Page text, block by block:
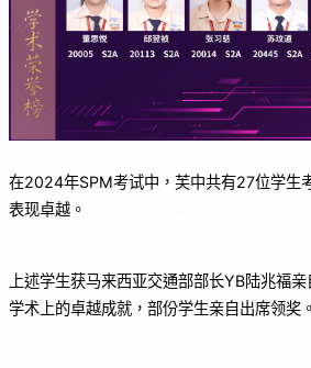
在2024年SPM考试中，芙中共有27位学生
表现卓越。
上述学生获马来西亚交通部部长YB陆兆福
学术上的卓越成就，部份学生亲自出席领奖。